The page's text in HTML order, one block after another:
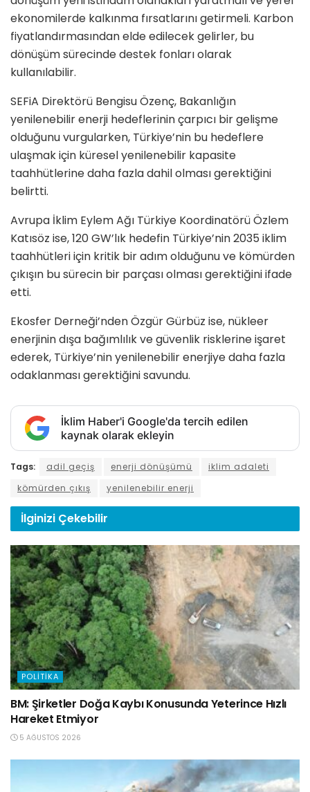
ekonomilerde kalkınma fırsatlarını getirmeli. Karbon
fiyatlandırmasından elde edilecek gelirler, bu
dönüşüm sürecinde destek fonları olarak
kullanılabilir.
SEFiA Direktörü Bengisu Özenç, Bakanlığın
yenilenebilir enerji hedeflerinin çarpıcı bir gelişme
olduğunu vurgularken, Türkiye’nin bu hedeflere
ulaşmak için küresel yenilenebilir kapasite
taahhütlerine daha fazla dahil olması gerektiğini
belirtti.
Avrupa İklim Eylem Ağı Türkiye Koordinatörü Özlem
Katısöz ise, 120 GW’lık hedefin Türkiye’nin 2035 iklim
taahhütleri için kritik bir adım olduğunu ve kömürden
çıkışın bu sürecin bir parçası olması gerektiğini ifade
etti.
Ekosfer Derneği’nden Özgür Gürbüz ise, nükleer
enerjinin dışa bağımlılık ve güvenlik risklerine işaret
ederek, Türkiye’nin yenilenebilir enerjiye daha fazla
odaklanması gerektiğini savundu.
İklim Haber'i Google'da tercih edilen
kaynak olarak ekleyin
Tags: adil geçiş enerji dönüşümü
iklim adaleti
kömürden çıkış
yenilenebilir enerji
İlginizi Çekebilir
POLITIKA
BM: Şirketler Doğa Kaybı Konusunda Yeterince Hızlı
Hareket Etmiyor
5 AĞUSTOS 2026